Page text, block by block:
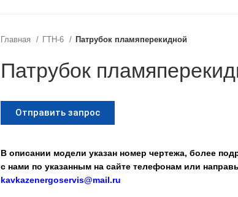
Главная ГТН-6 Патрубок пламяперекидной
Патрубок
Отправить запрос
В описании модели указан номер чертежа, более
с нами по указанным на сайте телефонам или
kavkazenergoservis@mail.ru